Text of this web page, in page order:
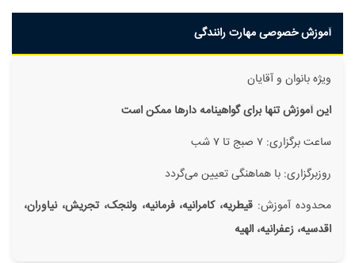
آموزش خصوصی مهارت رانندگی
ویژه بانوان و آقایان
این آموزش تنها برای گواهینامه دار‌ها ممکن است
ساعت برگزاری: ۷ صبج تا ۷ شب
روزبرگزاری: با هماهنگی تعیین می‌گردد
محدوده آموزش: قیطریه، کامرانیه، فرمانیه، ولنجک، تجریش، نیاوران،
اقدسیه، زعفرانیه، الهیه